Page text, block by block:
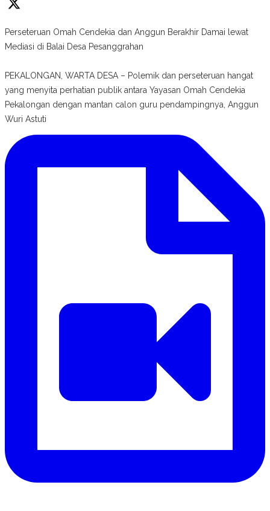
Perseteruan Omah Cendekia dan Anggun Berakhir Damai lewat
Mediasi di Balai Desa Pesanggrahan
PEKALONGAN, WARTA DESA – Polemik dan perseteruan hangat
yang menyita perhatian publik antara Yayasan Omah Cendekia
Pekalongan dengan mantan calon guru pendampingnya, Anggun
Wuri Astuti